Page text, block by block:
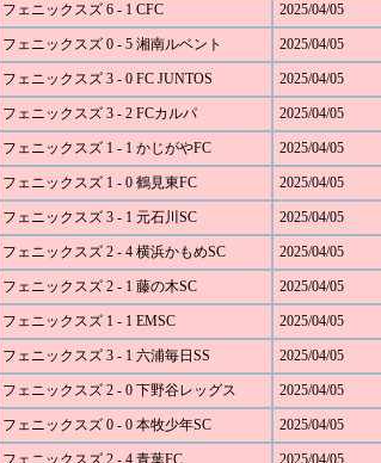
フェニックスズ 6 - 1 CFC 2025/04/05
フェニックスズ 0 - 5 湘南ルベント 2025/04/05
フェニックスズ 3 - 0 FC JUNTOS 2025/04/05
フェニックスズ 3 - 2 FCカルパ 2025/04/05
フェニックスズ 1 - 1 かじがやFC 2025/04/05
フェニックスズ 1 - 0 鶴見東FC 2025/04/05
フェニックスズ 3 - 1 元石川SC 2025/04/05
フェニックスズ 2 - 4 横浜かもめSC 2025/04/05
フェニックスズ 2 - 1 藤の木SC 2025/04/05
フェニックスズ 1 - 1 EMSC 2025/04/05
フェニックスズ 3 - 1 六浦毎日SS 2025/04/05
フェニックスズ 2 - 0 下野谷レッグス 2025/04/05
フェニックスズ 0 - 0 本牧少年SC 2025/04/05
フェニックスズ 2 - 4 青葉FC 2025/04/05